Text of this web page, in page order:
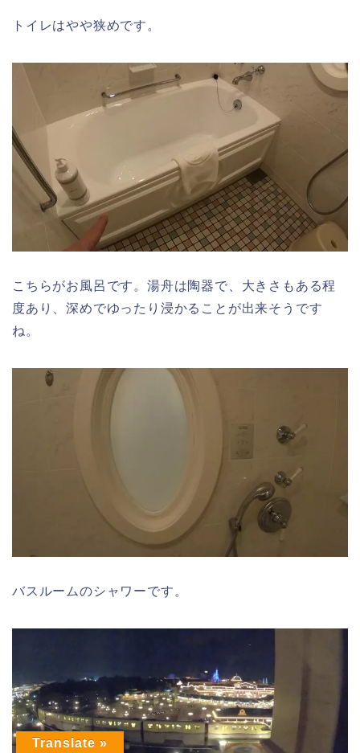
トイレはやや狭めです。
こちらがお風呂です。湯舟は陶器で、大きさもある程
度あり、深めでゆったり浸かることが出来そうです
ね。
バスルームのシャワーです。
Translate »